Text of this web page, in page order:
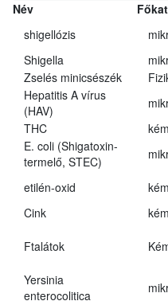
Név
shigellózis
Shigella
Zselés minicsészék
Hepatitis A vírus
(HAV)
THC
E. coli (Shigatoxin-
termelő, STEC)
etilén-oxid
Cink
Ftalátok
Yersinia
enterocolitica